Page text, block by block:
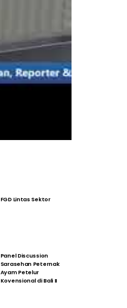
FGD Lintas Sektor
Panel Discussion
Sarasehan Peternak
Ayam Petelur
Kovensional di Bali II